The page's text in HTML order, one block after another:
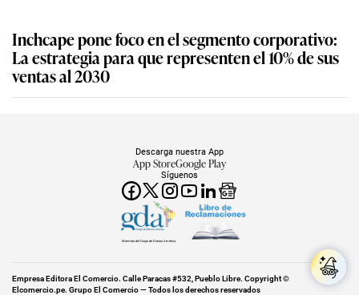
Inchcape pone foco en el segmento corporativo:
La estrategia para que representen el 10% de sus
ventas al 2030
Síguenos
Descarga nuestra App
App StoreGoogle Play
Miembro del Grupo de Diarios América
Empresa Editora El Comercio. Calle Paracas #532, Pueblo Libre. Copyright ©
Elcomercio.pe. Grupo El Comercio — Todos los derechos reservados